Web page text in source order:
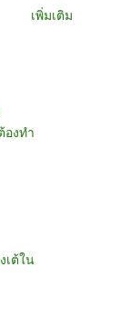
เพิ่มเติม
องทำ
เต้ใน